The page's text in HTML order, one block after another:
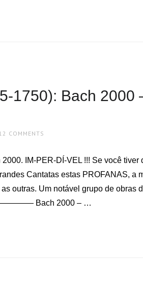
1750): Bach 2000
COMMENTS
IM-PER-DÍ-VEL !!! Se você
Cantatas estas PROFANAS, a
outras. Um notável grupo de obras
Bach 2000 – …